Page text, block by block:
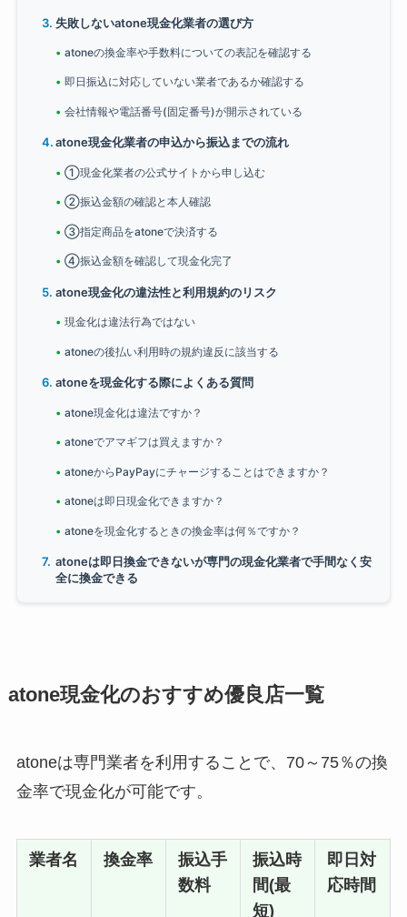
失敗しないatone現金化業者の選び方
atoneの換金率や手数料についての表記を確認する
即日振込に対応していない業者であるか確認する
会社情報や電話番号(固定番号)が開示されている
atone現金化業者の申込から振込までの流れ
①現金化業者の公式サイトから申し込む
②振込金額の確認と本人確認
③指定商品をatoneで決済する
④振込金額を確認して現金化完了
atone現金化の違法性と利用規約のリスク
現金化は違法行為ではない
atoneの後払い利用時の規約違反に該当する
atoneを現金化する際によくある質問
atone現金化は違法ですか？
atoneでアマギフは買えますか？
atoneからPayPayにチャージすることはできますか？
atoneは即日現金化できますか？
atoneを現金化するときの換金率は何％ですか？
atoneは即日換金できないが専門の現金化業者で手間なく安
全に換金できる
atone現金化のおすすめ優良店一覧
atoneは専門業者を利用することで、70～75％の換
金率で現金化が可能です。
業者名 換金率
振込手
数料
振込時
間(最
短)
即日対
応時間